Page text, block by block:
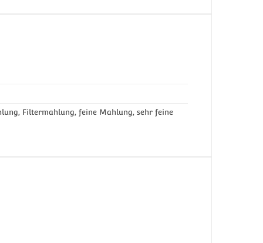
Filtermahlung, feine Mahlung, sehr feine